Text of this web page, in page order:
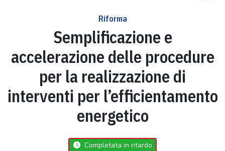
Riforma
Semplificazione e
accelerazione delle procedure
per la realizzazione di
interventi per l’efficientamento
energetico
Completata in ritardo